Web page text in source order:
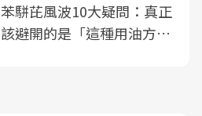
苯駢芘風波10大疑問：真正
該避開的是「這種用油方